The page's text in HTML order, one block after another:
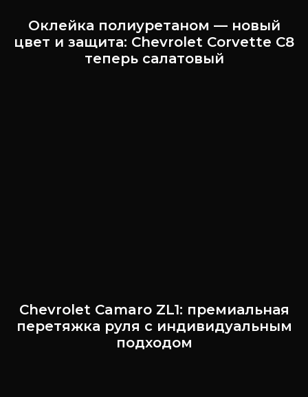
Оклейка полиуретаном — новый
цвет и защита: Chevrolet Corvette C8
теперь салатовый
Chevrolet Camaro ZL1: премиальная
перетяжка руля с индивидуальным
подходом